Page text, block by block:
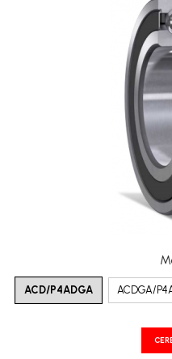
ACD/P4ADGA ACDGA/